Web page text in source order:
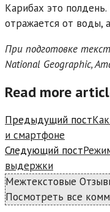
Карибах это
отражается от воды,
При подготовке
National Geographic,
Read more
Предыдущий пост
и смартфоне
Следующий пост
выдержки
Межтекстовые
Посмотреть все